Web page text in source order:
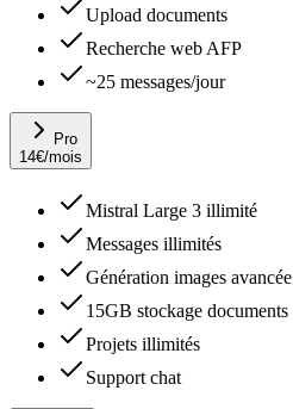
Upload documents
Recherche web AFP
~25 messages/jour
Pro
14€/mois
Mistral Large 3 illimité
Messages illimités
Génération images avancée
15GB stockage documents
Projets illimités
Support chat